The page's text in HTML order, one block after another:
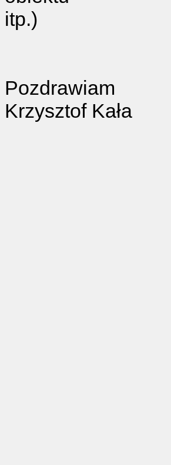
itp.)
Pozdrawiam
Krzysztof Kała